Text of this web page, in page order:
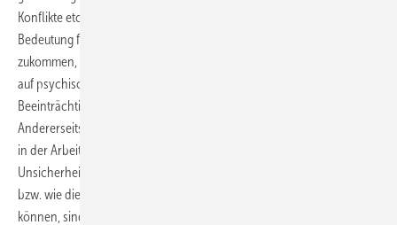
Konflikte etc.), dürfte doch dem Arbeitsplatz eine besondere
Bedeutung für die Früherkennung einschlägig belasteter Mitarbeiter
zukommen, denn nirgendwo sonst unterliegt der Einzelne im Hinblick
auf psychische Auffälligkeiten bzw. dadurch bedingte
Beeinträchtigungen einem höheren Ausmaß an sozialer Kontrolle.
Andererseits sind psychische Belastungen und Erkrankungen gerade
in der Arbeitswelt auch heute noch ein vielfach tabuisiertes Thema.
Unsicherheiten, wie Betroffene diesbezüglich angesprochen werden
bzw. wie die sich daraus ergebenden Konflikte thematisiert werden
können, sind in der Regel weit verbreitet. Dies führt zu